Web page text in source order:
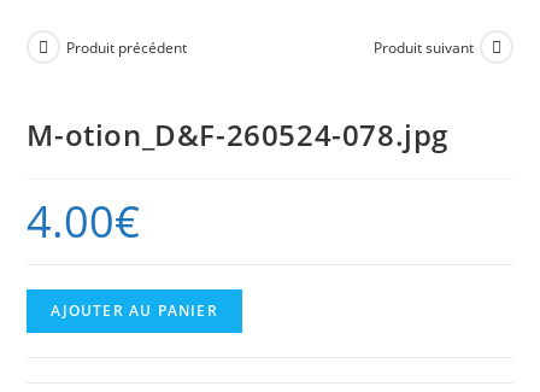
Produit précédent Produit suivant
M-otion_D&F-260524-078.jpg
4.00€
quantité
de
AJOUTER AU PANIER